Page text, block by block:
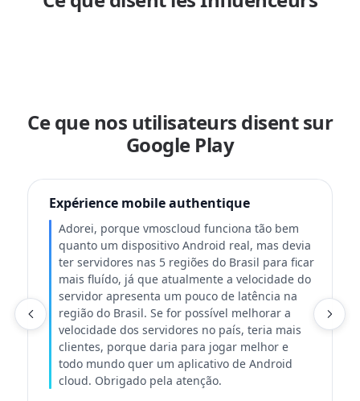
Ce que nos utilisateurs disent sur
Google Play
Expérience mobile authentique
Adorei, porque vmoscloud funciona tão bem
quanto um dispositivo Android real, mas devia
ter servidores nas 5 regiões do Brasil para ficar
mais fluído, já que atualmente a velocidade do
servidor apresenta um pouco de latência na
região do Brasil. Se for possível melhorar a
velocidade dos servidores no país, teria mais
clientes, porque daria para jogar melhor e
todo mundo quer um aplicativo de Android
cloud. Obrigado pela atenção.